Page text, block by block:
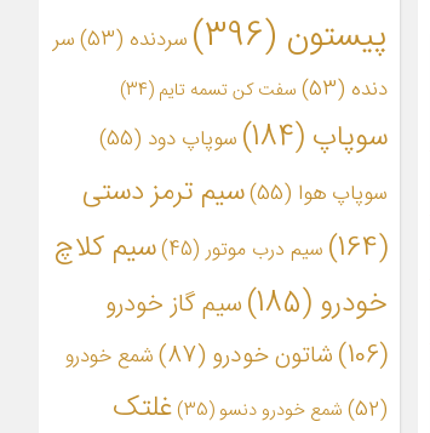
پیستون (396) سردنده (53)
سر
دنده (53) سفت کن تسمه تایم (34)
سوپاپ (184) سوپاپ دود (55)
سوپاپ هوا (55)
سیم ترمز دستی
(164)
سیم درب موتور(45)
سیم کلاچ
خودرو (185)
سیم گاز خودرو
(106)
شاتون خودرو (87)
شمع خودرو
(52)
شمع خودرو دنسو (35)
غلتک